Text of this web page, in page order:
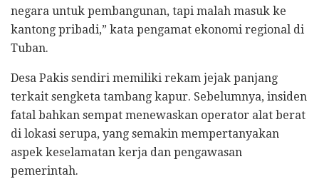
negara untuk pembangunan, tapi malah masuk ke
kantong pribadi,” kata pengamat ekonomi regional di
Tuban.
Desa Pakis sendiri memiliki rekam jejak panjang
terkait sengketa tambang kapur. Sebelumnya, insiden
fatal bahkan sempat menewaskan operator alat berat
di lokasi serupa, yang semakin mempertanyakan
aspek keselamatan kerja dan pengawasan
pemerintah.